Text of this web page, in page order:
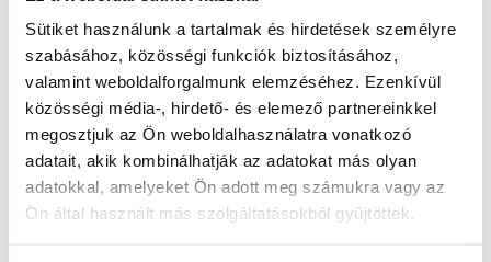
Sütiket használunk a tartalmak és hirdetések személyre
szabásához, közösségi funkciók biztosításához,
valamint weboldalforgalmunk elemzéséhez. Ezenkívül
közösségi média-, hirdető- és elemező partnereinkkel
megosztjuk az Ön weboldalhasználatra vonatkozó
adatait, akik kombinálhatják az adatokat más olyan
adatokkal, amelyeket Ön adott meg számukra vagy az
Ön által használt más szolgáltatásokból gyűjtöttek.